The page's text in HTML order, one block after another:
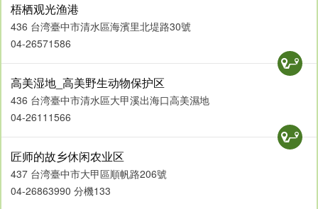
梧栖观光渔港
436 台湾臺中市清水區海濱里北堤路30號
04-26571586
高美湿地_高美野生动物保护区
436 台湾臺中市清水區大甲溪出海口高美濕地
04-26111566
匠师的故乡休闲农业区
437 台湾臺中市大甲區順帆路206號
04-26863990 分機133